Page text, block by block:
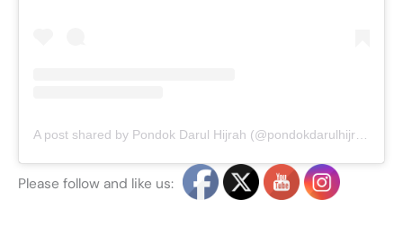
Please follow and like us: